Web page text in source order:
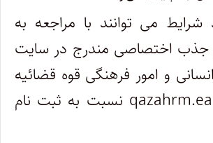
شرایط می توانند با مراجعه به
جذب اختصاصی مندرج در سایت
و امور فرهنگی قوه قضائیه
به نشانی qazahrm.eadl.ir نسبت به ثبت نام